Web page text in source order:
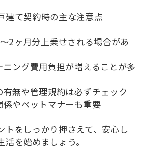
建て契約時の主な注意点
2ヶ月分上乗せされる場合があ
ング費用負担が増えることが多
無や管理規約は必ずチェック
やペットマナーも重要
トをしっかり押さえて、安心し
を始めましょう。